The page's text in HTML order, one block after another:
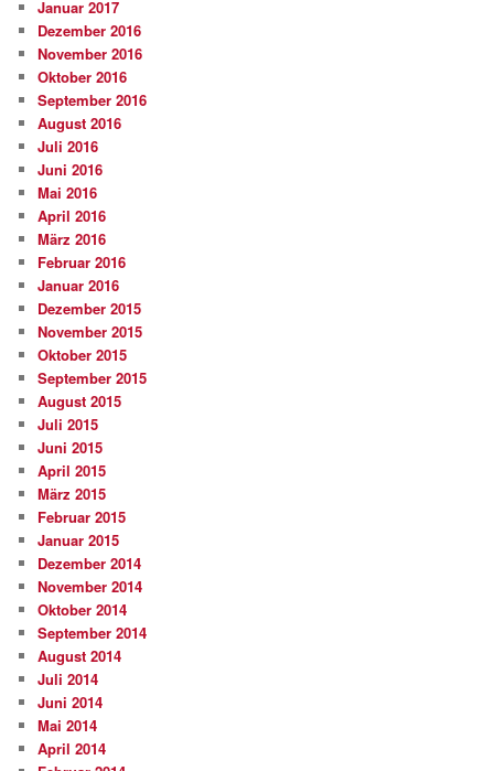
Januar 2017
Dezember 2016
November 2016
Oktober 2016
September 2016
August 2016
Juli 2016
Juni 2016
Mai 2016
April 2016
März 2016
Februar 2016
Januar 2016
Dezember 2015
November 2015
Oktober 2015
September 2015
August 2015
Juli 2015
Juni 2015
April 2015
März 2015
Februar 2015
Januar 2015
Dezember 2014
November 2014
Oktober 2014
September 2014
August 2014
Juli 2014
Juni 2014
Mai 2014
April 2014